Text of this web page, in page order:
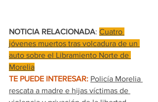
NOTICIA RELACIONADA: Cuatro
jóvenes muertos tras volcadura de un
auto sobre el Libramiento Norte de
Morelia
TE PUEDE INTERESAR: Policía Morelia
rescata a madre e hijas víctimas de